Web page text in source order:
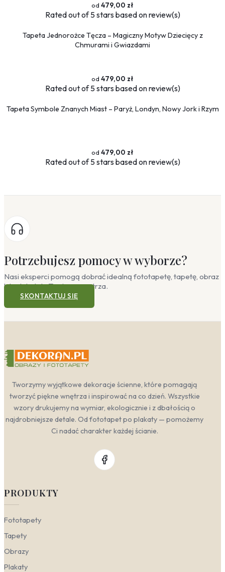
479,00 zł
Ratedout of 5 stars based onreview(s)
Tapeta Jednorożce Tęcza – Magiczny Motyw Dziecięcy z
Chmurami i Gwiazdami
479,00 zł
Ratedout of 5 stars based onreview(s)
Tapeta Symbole Znanych Miast – Paryż, Londyn, Nowy Jork i Rzym
479,00 zł
Ratedout of 5 stars based onreview(s)
Potrzebujesz pomocy w wyborze?
Nasi eksperci pomogą dobrać idealną fototapetę, tapetę, obraz
lub plakat do Twojego wnętrza.
SKONTAKTUJ SIĘ
Tworzymy wyjątkowe dekoracje ścienne, które pomagają
tworzyć piękne wnętrza i inspirować na co dzień. Wszystkie
wzory drukujemy na wymiar, ekologicznie i z dbałością o
najdrobniejsze detale. Od fototapet po plakaty — pomożemy
Ci nadać charakter każdej ścianie.
PRODUKTY
Fototapety
Tapety
Obrazy
Plakaty